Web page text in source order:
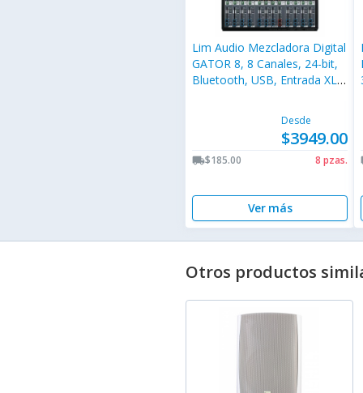
Lim Audio Mezcladora Digital
GATOR 8, 8 Canales, 24-bit,
Bluetooth, USB, Entrada XLR
Desde
$3949.00
local_shipping$185.00 8 pzas.
Ver más
Otros productos